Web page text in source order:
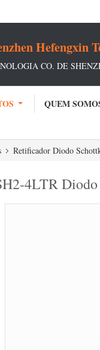
Hefengxin
CO. DE
QUEM
Retificador Diodo
4LTR